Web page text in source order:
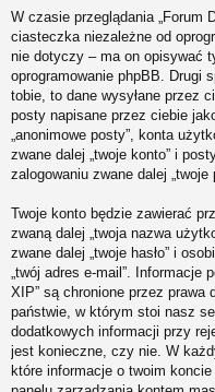
W czasie przeglądania „Forum
ciasteczka niezależne od
nie dotyczy – ma on opisywać
oprogramowanie phpBB. Drugi
tobie, to dane wysyłane przez
posty napisane przez ciebie
„anonimowe posty”, konta
zwane dalej „twoje konto” i
zalogowaniu zwane dalej „twoje
Twoje konto będzie zawierać
zwaną dalej „twoja nazwa
zwane dalej „twoje hasło” i
„twój adres e-mail”. Informacje
XIP” są chronione przez
państwie, w którym stoi nasz
dodatkowych informacji przy
jest konieczne, czy nie. W
które informacje o twoim